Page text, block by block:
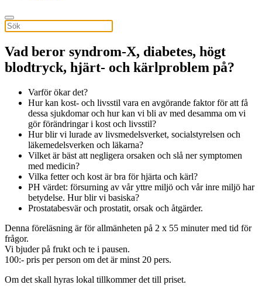
Vad beror syndrom-X, diabetes, högt
blodtryck, hjärt- och kärlproblem på?
Varför ökar det?
Hur kan kost- och livsstil vara en avgörande faktor för att få
dessa sjukdomar och hur kan vi bli av med desamma om vi
gör förändringar i kost och livsstil?
Hur blir vi lurade av livsmedelsverket, socialstyrelsen och
läkemedelsverken och läkarna?
Vilket är bäst att negligera orsaken och slå ner symptomen
med medicin?
Vilka fetter och kost är bra för hjärta och kärl?
PH värdet: försurning av vår yttre miljö och vår inre miljö har
betydelse. Hur blir vi basiska?
Prostatabesvär och prostatit, orsak och åtgärder.
Denna föreläsning är för allmänheten på 2 x 55 minuter med tid för
frågor.
Vi bjuder på frukt och te i pausen.
100:- pris per person om det är minst 20 pers.
Om det skall hyras lokal tillkommer det till priset.